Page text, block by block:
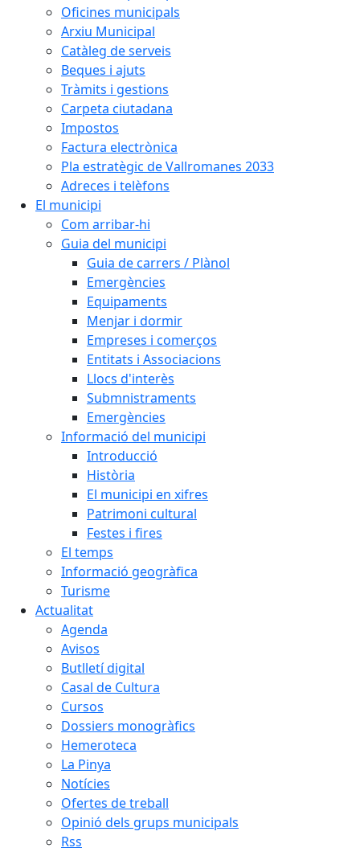
Oficines municipals
Arxiu Municipal
Catàleg de serveis
Beques i ajuts
Tràmits i gestions
Carpeta ciutadana
Impostos
Factura electrònica
Pla estratègic de Vallromanes 2033
Adreces i telèfons
El municipi
Com arribar-hi
Guia del municipi
Guia de carrers / Plànol
Emergències
Equipaments
Menjar i dormir
Empreses i comerços
Entitats i Associacions
Llocs d'interès
Submnistraments
Emergències
Informació del municipi
Introducció
Història
El municipi en xifres
Patrimoni cultural
Festes i fires
El temps
Informació geogràfica
Turisme
Actualitat
Agenda
Avisos
Butlletí digital
Casal de Cultura
Cursos
Dossiers monogràfics
Hemeroteca
La Pinya
Notícies
Ofertes de treball
Opinió dels grups municipals
Rss